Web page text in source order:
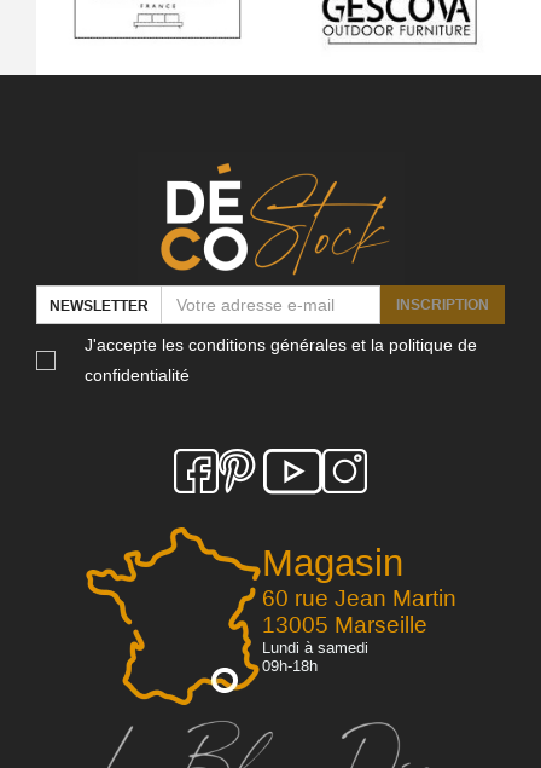
Magasin
60 rue Jean Martin
13005 Marseille
Lundi à samedi
09h-18h
NEWSLETTER INSCRIPTION
J'accepte les conditions générales et la politique de
confidentialité